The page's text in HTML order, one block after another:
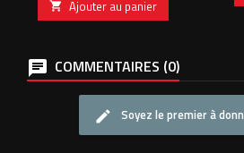
 Ajouter au panier
COMMENTAIRES (0)
Soyez le premier à